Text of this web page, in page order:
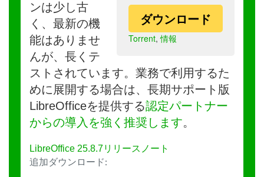
ダウンロード
Torrent,情報
ンは少し古
く、最新の機
能はありませ
んが、長くテ
ストされています。業務で利用するた
めに展開する場合は、長期サポート版
LibreOfficeを提供する認定パートナー
からの導入を強く推奨します。
LibreOffice 25.8.7リリースノート
追加ダウンロード: